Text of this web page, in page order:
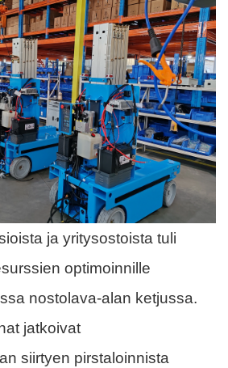
ja yritysostoista tuli
optimoinnille
nostolava-alan ketjussa.
jatkoivat
​​siirtyen pirstaloinnista